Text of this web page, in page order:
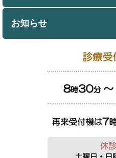
お知らせ